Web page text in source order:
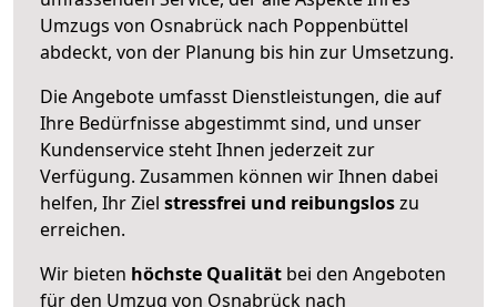
Umzugs von Osnabrück nach Poppenbüttel
abdeckt, von der Planung bis hin zur Umsetzung.
Die Angebote umfasst Dienstleistungen, die auf
Ihre Bedürfnisse abgestimmt sind, und unser
Kundenservice steht Ihnen jederzeit zur
Verfügung. Zusammen können wir Ihnen dabei
helfen, Ihr Ziel stressfrei und reibungsloszu
erreichen.
Wir bieten höchste Qualität bei den Angeboten
für den Umzug von Osnabrück nach